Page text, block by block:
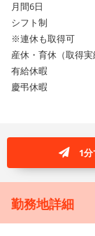
月間6日
シフト制
※連休も取得可
産休・育休（取得実
有給休暇
慶弔休暇
1
勤務地詳細